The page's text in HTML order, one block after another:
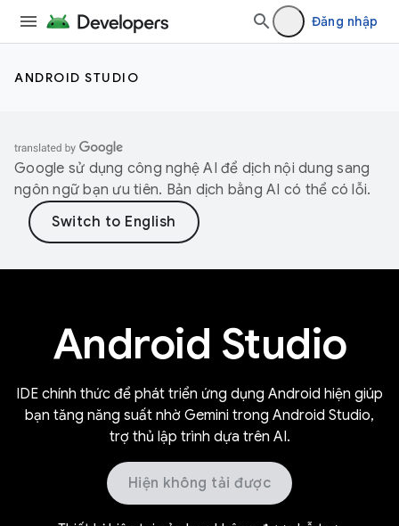
Đăng nhập
ANDROID STUDIO
Google sử dụng công nghệ AI để dịch nội dung sang
ngôn ngữ bạn ưu tiên. Bản dịch bằng AI có thể có lỗi.
Android Studio
IDE chính thức để phát triển ứng dụng Android hiện giúp
bạn tăng năng suất nhờ Gemini trong Android Studio,
trợ thủ lập trình dựa trên AI.
Hiện không tải được